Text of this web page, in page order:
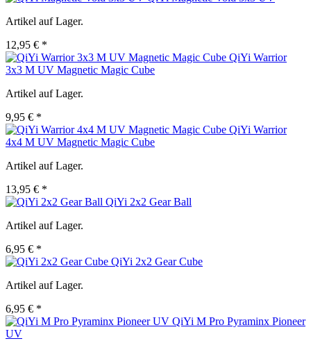
Artikel auf Lager.
12,95 € *
QiYi Warrior
3x3 M UV Magnetic Magic Cube
Artikel auf Lager.
9,95 € *
QiYi Warrior
4x4 M UV Magnetic Magic Cube
Artikel auf Lager.
13,95 € *
QiYi 2x2 Gear Ball
Artikel auf Lager.
6,95 € *
QiYi 2x2 Gear Cube
Artikel auf Lager.
6,95 € *
QiYi M Pro Pyraminx Pioneer
UV